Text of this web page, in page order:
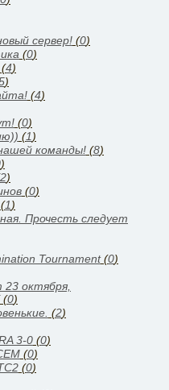
сервер! (0)
(0)
(4)
)
(4)
(0)
(1)
команды! (8)
)
2)
(0)
(1)
Прочесть следует
Tournament(0)
октября,
(0)
(2)
3-0 (0)
(0)
(0)